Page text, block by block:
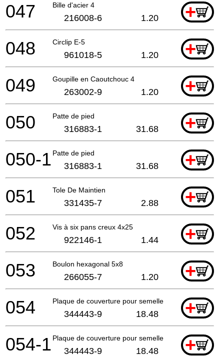
Bille d'acier 4 +
047 216008-6 1.20
Circlip E-5 +
048 961018-5 1.20
Goupille en Caoutchouc 4 +
049 263002-9 1.20
Patte de pied +
050 316883-1 31.68
Patte de pied +
050-1 316883-1 31.68
Tole De Maintien +
051 331435-7 2.88
Vis à six pans creux 4x25 +
052 922146-1 1.44
Boulon hexagonal 5x8 +
053 266055-7 1.20
Plaque de couverture pour semelle +
054 344443-9 18.48
Plaque de couverture pour semelle +
054-1 344443-9 18.48